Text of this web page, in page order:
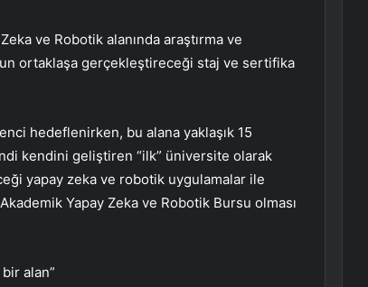
ve Robotik alanında araştırma ve
ortaklaşa gerçekleştireceği staj ve sertifika
hedeflenirken, bu alana yaklaşık 15
kendini geliştiren “ilk” üniversite olarak
yapay zeka ve robotik uygulamalar ile
Yapay Zeka ve Robotik Bursu olması
alan”